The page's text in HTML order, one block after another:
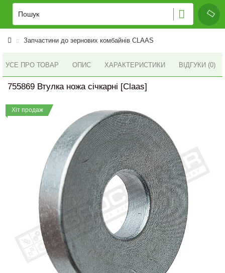
Запчастини до зернових комбайнів CLAAS
УСЕ ПРО ТОВАР ОПИС ХАРАКТЕРИСТИКИ ВІДГУКИ (0)
755869 Втулка ножа січкарні [Claas]
Хіт продаж